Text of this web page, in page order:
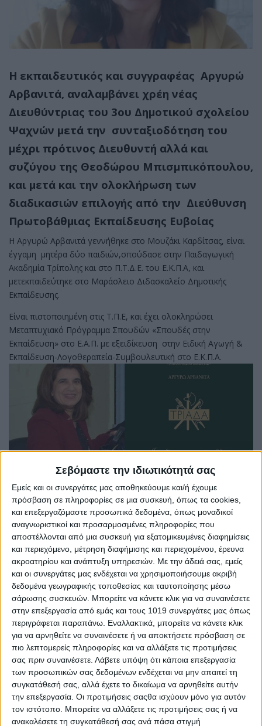
Σεβόμαστε την ιδιωτικότητά σας
Εμείς και οι συνεργάτες μας αποθηκεύουμε και/ή έχουμε
πρόσβαση σε πληροφορίες σε μια συσκευή, όπως τα cookies,
και επεξεργαζόμαστε προσωπικά δεδομένα, όπως μοναδικοί
αναγνωριστικοί και προσαρμοσμένες πληροφορίες που
αποστέλλονται από μια συσκευή για εξατομικευμένες διαφημίσεις
και περιεχόμενο, μέτρηση διαφήμισης και περιεχομένου, έρευνα
ακροατηρίου και ανάπτυξη υπηρεσιών. Με την άδειά σας, εμείς
και οι συνεργάτες μας ενδέχεται να χρησιμοποιήσουμε ακριβή
δεδομένα γεωγραφικής τοποθεσίας και ταυτοποίησης μέσω
σάρωσης συσκευών. Μπορείτε να κάνετε κλικ για να συναινέσετε
στην επεξεργασία από εμάς και τους 1019 συνεργάτες μας όπως
περιγράφεται παραπάνω. Εναλλακτικά, μπορείτε να κάνετε κλικ
για να αρνηθείτε να συναινέσετε ή να αποκτήσετε πρόσβαση σε
πιο λεπτομερείς πληροφορίες και να αλλάξετε τις προτιμήσεις
σας πριν συναινέσετε. Λάβετε υπόψη ότι κάποια επεξεργασία
των προσωπικών σας δεδομένων ενδέχεται να μην απαιτεί τη
συγκατάθεσή σας, αλλά έχετε το δικαίωμα να αρνηθείτε αυτήν
την επεξεργασία. Οι προτιμήσεις σαςθα ισχύουν μόνο για αυτόν
τον ιστότοπο. Μπορείτε να αλλάξετε τις προτιμήσεις σας ή να
ανακαλέσετε τη συγκατάθεσή σας ανά πάσα στιγμή
Η εκπαιδευτικός και συγγραφέας Αργυρώ
Αρβανιτά, αναλαμβάνει χρέη νέας
Διευθύντριας του 3ου Δημοτικού σχολείου
Ψαχνών μετά την συνταξιοδότηση του
μέχρι πρότινος Διευθυντή αλλά και
συζύγου της Θεοδώρου Μπισμπικόπουλου,
και μετά και την ολοκλήρωση των
διαδικασιών επιλογής από την Διεύθυνση
Πρωτοβάθμιας Εκπαίδευσης Ευβοίας
Η Αργυρώ Αρβανιτά γεννήθηκε στο Μουζάκι Καρδίτσας, είναι
έγγαμη μητέρα δύο παιδιών,σπούδασε στην Παιδαγωγική
Ακαδημία Τρίπολης και στο Π.Τ.Δ.Ε. του Ε.Κ.Π.Α, και
μετεκπαιδεύτηκε στο Μαράσλειο Διδασκαλείο Δημοτικής
Εκπαίδευσης.
Είναι πιστοποιημένη στις Τ.Π.Ε, και έχει ολοκληρώσει
Μεταπτυχιακό Πρόγραμμα Σπουδών «Σπουδές στην
Εκπαίδευση» στο Ε.Α.Π. με εξειδίκευση στην Ειδική Αγωγή &
Εκπαίδευση-Λογοθεραπεία-Συμβουλευτική στο Ε.Κ.Π.Α.
Τέλος, είναι συγγραφέας του πολύ ενδιαφέροντος βιβλίου
«Τριάδα, Ιχνηλατώντας το παρελθόν διαμορφώνουμε το
μέλλον»,το οποίο αναφέρεται στην Τριάδα του Δήμου
Διρφύων Μεσαπίων με κεντρικό ιστορικό πρόσωπο τον
αγωνιστή του ’21 Νικόλαο Κριεζώτη, και με το οποίο η ίδια
αξιοποιώντας ένα πλούσιο φωτογραφικό και αρχειακό υλικό
προσεγγίζει την ιστορία του τόπου και την εντάσσει στο
ευρύτερο πλαίσιο της ιστορίας της Εύβοιας αλλά και της γενικής
Ελληνικής ιστορίας.
Share
Share Post Email Print